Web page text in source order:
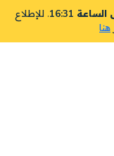
. للإطلاع
هنا